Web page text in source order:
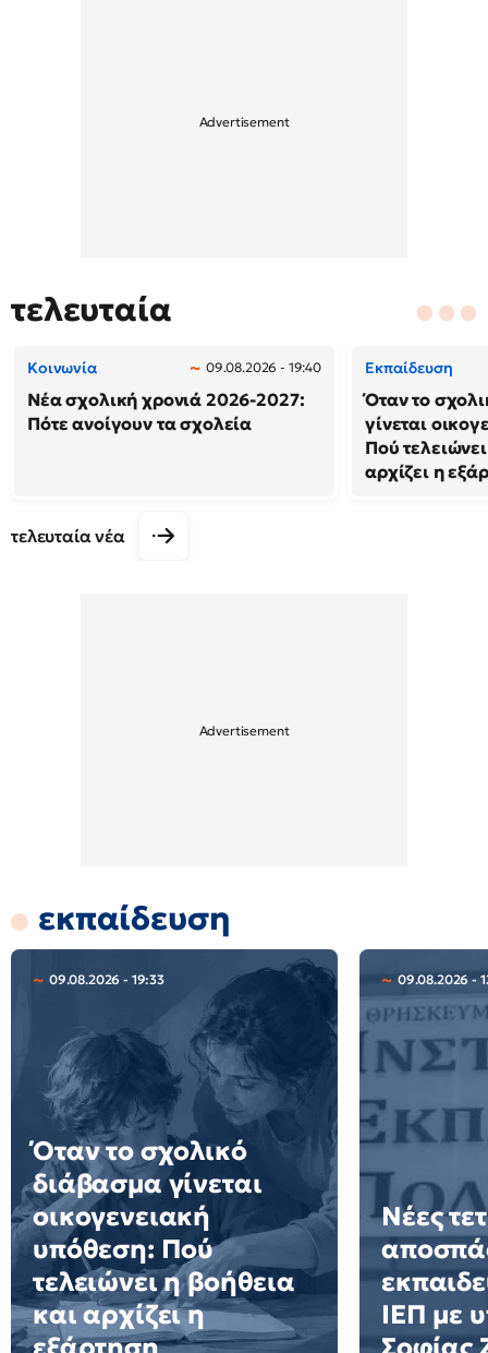
τελευταία
Κοινωνία 09.08.2026 - 19:40
Νέα σχολική χρονιά 2026-2027:
Πότε ανοίγουν τα σχολεία
Εκπαίδευση
Όταν το
γίνεται
Πού
αρχίζει η
τελευταία νέα
εκπαίδευση
09.08.2026 - 19:33
Όταν το σχολικό
διάβασμα γίνεται
οικογενειακή
υπόθεση: Πού
τελειώνει η βοήθεια
και αρχίζει η
09.08.2026 -
Νέες
ΙΕΠ με